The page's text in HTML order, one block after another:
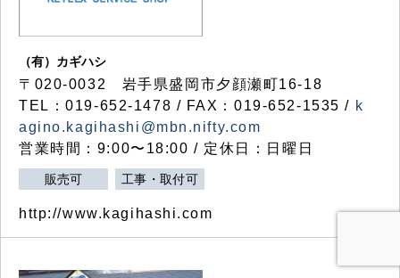
（有）カギハシ
〒020-0032 岩手県盛岡市夕顔瀬町16-18
TEL：019-652-1478 / FAX：019-652-1535 / k
agino.kagihashi@mbn.nifty.com
営業時間：9:00〜18:00 / 定休日：日曜日
販売可 工事・取付可
http://www.kagihashi.com